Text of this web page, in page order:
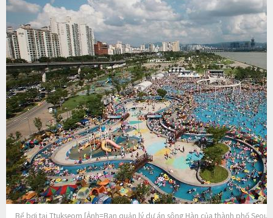
Bể bơi tại Ttukseom [Ảnh=Ban quản lý dự án sông Hàn của thành phố Seoul]